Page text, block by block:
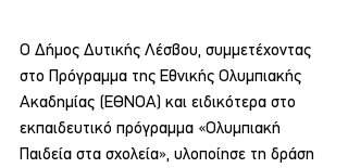
Ο Δήμος Δυτικής Λέσβου, συμμετέχοντας
στο Πρόγραμμα της Εθνικής Ολυμπιακής
Ακαδημίας (ΕΘΝΟΑ) και ειδικότερα στο
εκπαιδευτικό πρόγραμμα «Ολυμπιακή
Παιδεία στα σχολεία», υλοποίησε τη δράση